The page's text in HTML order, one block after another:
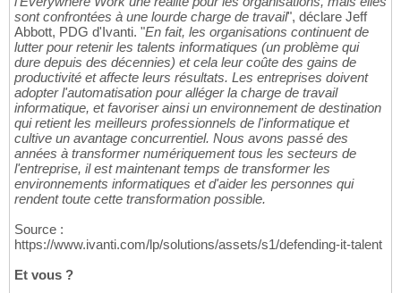
sont confrontées à une lourde charge de travail", déclare Jeff
Abbott, PDG d'Ivanti. "En fait, les organisations continuent de
lutter pour retenir les talents informatiques (un problème qui
dure depuis des décennies) et cela leur coûte des gains de
productivité et affecte leurs résultats. Les entreprises doivent
adopter l'automatisation pour alléger la charge de travail
informatique, et favoriser ainsi un environnement de destination
qui retient les meilleurs professionnels de l'informatique et
cultive un avantage concurrentiel. Nous avons passé des
années à transformer numériquement tous les secteurs de
l'entreprise, il est maintenant temps de transformer les
environnements informatiques et d'aider les personnes qui
rendent toute cette transformation possible.
Source :
https://www.ivanti.com/lp/solutions/assets/s1/defending-it-talent
Et vous ?